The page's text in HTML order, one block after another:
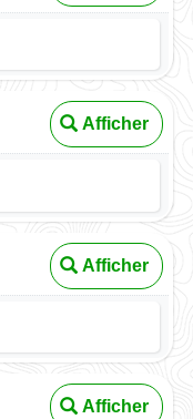
Afficher
Afficher
Afficher